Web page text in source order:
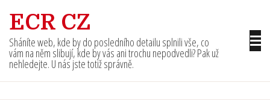
content
ECR CZ
Sháníte web, kde by do posledního detailu splnili vše, co
vám na něm slibují, kde by vás ani trochu nepodvedli? Pak už
nehledejte. U nás jste totiž správně.